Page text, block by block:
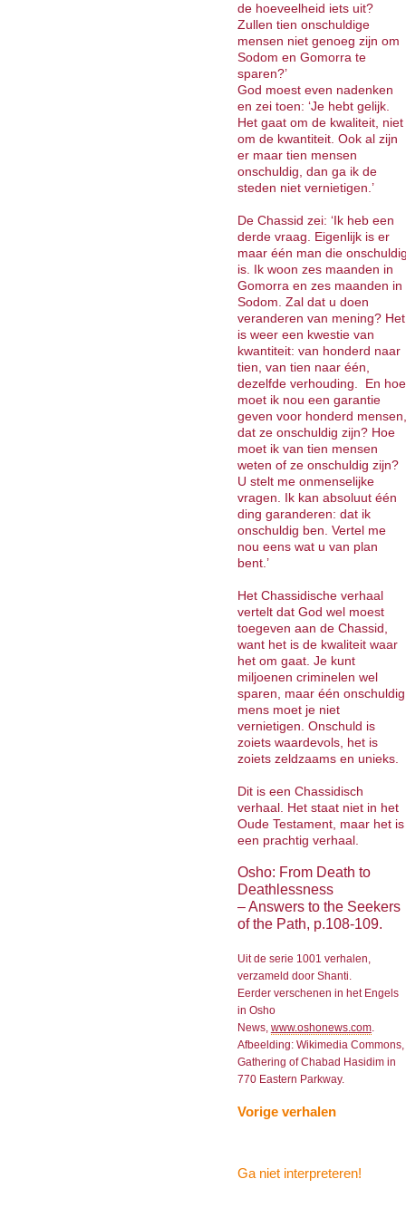
de hoeveelheid iets uit?
Zullen tien onschuldige
mensen niet genoeg zijn om
Sodom en Gomorra te
sparen?’
God moest even nadenken
en zei toen: ‘Je hebt gelijk.
Het gaat om de kwaliteit, niet
om de kwantiteit. Ook al zijn
er maar tien mensen
onschuldig, dan ga ik de
steden niet vernietigen.’
De Chassid zei: ‘Ik heb een
derde vraag. Eigenlijk is er
maar één man die
is. Ik woon zes maanden in
Gomorra en zes maanden in
Sodom. Zal dat u doen
veranderen van mening? Het
is weer een kwestie van
kwantiteit: van honderd naar
tien, van tien naar één,
dezelfde verhouding. En hoe
moet ik nou een garantie
geven voor honderd mensen,
dat ze onschuldig zijn? Hoe
moet ik van tien mensen
weten of ze onschuldig zijn?
U stelt me onmenselijke
vragen. Ik kan absoluut één
ding garanderen: dat ik
onschuldig ben. Vertel me
nou eens wat u van plan
bent.’
Het Chassidische verhaal
vertelt dat God wel moest
toegeven aan de Chassid,
want het is de kwaliteit waar
het om gaat. Je kunt
miljoenen criminelen wel
sparen, maar één onschuldig
mens moet je niet
vernietigen. Onschuld is
zoiets waardevols, het is
zoiets zeldzaams en unieks.
Dit is een Chassidisch
verhaal. Het staat niet in het
Oude Testament, maar het is
een prachtig verhaal.
Osho: From Death to
Deathlessness
– Answers to the Seekers
of the Path, p.108-109.
Uit de serie 1001 verhalen,
verzameld door Shanti.
Eerder verschenen in het Engels
in Osho
News, www.oshonews.com.
Afbeelding: Wikimedia Commons,
Gathering of Chabad Hasidim in
770 Eastern Parkway.
Vorige verhalen
Ga niet interpreteren!